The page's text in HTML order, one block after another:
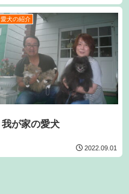
愛犬の紹介
我が家の愛犬
2022.09.01